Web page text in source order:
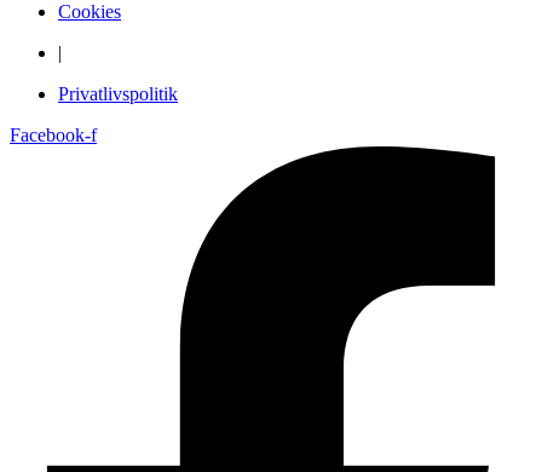
Cookies
|
Privatlivspolitik
Facebook-f